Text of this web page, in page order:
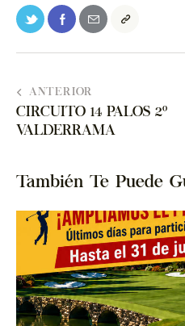
ANTERIOR
CIRCUITO 14 PALOS 2º
VALDERRAMA
También Te Puede